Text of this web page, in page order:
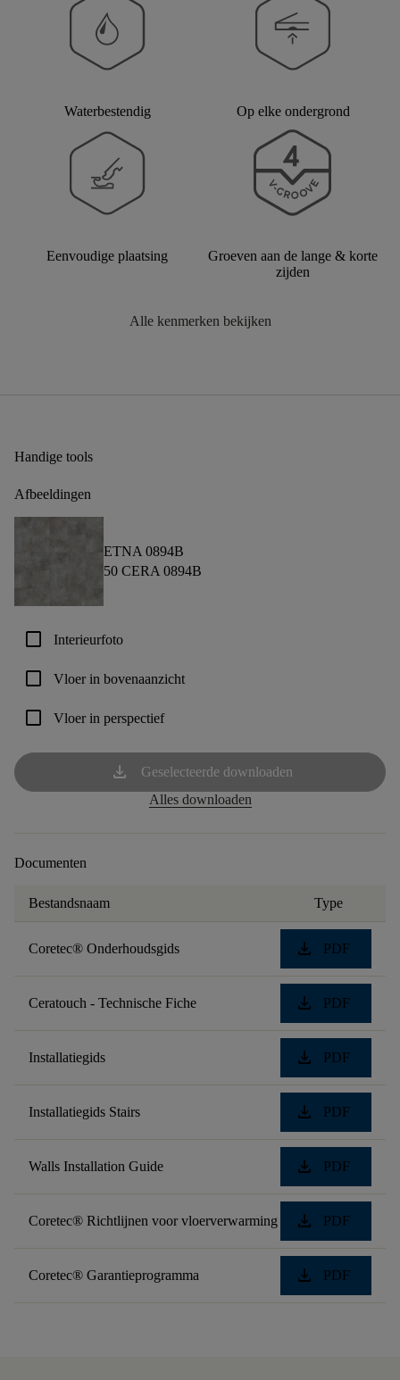
Waterbestendig Op elke ondergrond
Eenvoudige plaatsing
Groeven aan de lange & korte
zijden
Alle kenmerken bekijken
Handige tools
Afbeeldingen
ETNA 0894B
50 CERA 0894B
check_box_outline_blank Interieurfoto
check_box_outline_blank Vloer in bovenaanzicht
check_box_outline_blank Vloer in perspectief
download
Geselecteerde downloaden
Alles downloaden
Documenten
Bestandsnaam Type
Coretec® Onderhoudsgids download PDF
Ceratouch - Technische Fiche download PDF
Installatiegids download PDF
Installatiegids Stairs download PDF
Walls Installation Guide download PDF
Coretec® Richtlijnen voor vloerverwarming download PDF
Coretec® Garantieprogramma download PDF